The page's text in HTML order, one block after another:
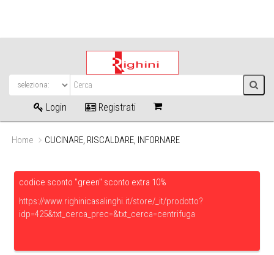
Login Registrati
Home CUCINARE, RISCALDARE, INFORNARE
codice sconto "green" sconto extra 10%
https://www.righinicasalinghi.it/store/_it/prodotto?
idp=425&txt_cerca_prec=&txt_cerca=centrifuga